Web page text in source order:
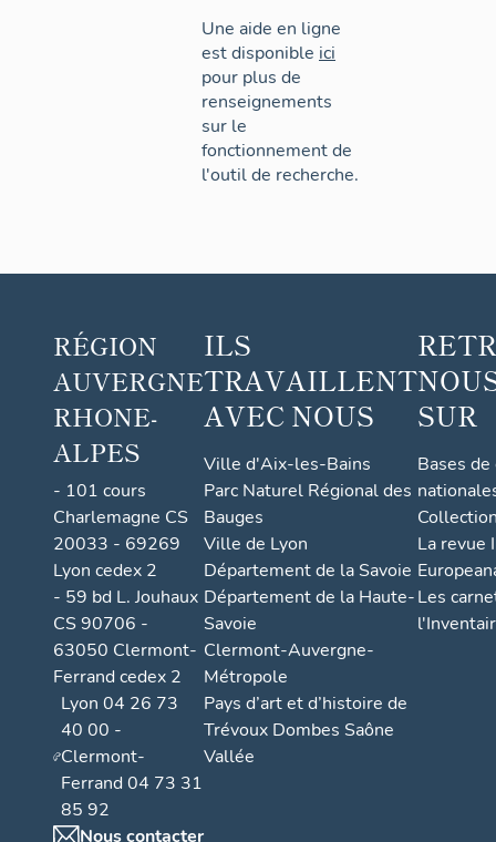
Une aide en ligne
est disponible ici
pour plus de
renseignements
sur le
fonctionnement de
l'outil de recherche.
RÉGION
AUVERGNE
RHONE-
ALPES
- 101 cours
Charlemagne CS
20033 - 69269
Lyon cedex 2
- 59 bd L. Jouhaux
CS 90706 -
63050 Clermont-
Ferrand cedex 2
Lyon 04 26 73
40 00 -
Clermont-
Ferrand 04 73 31
85 92
Nous contacter
ILS
TRAVAILLENT
AVEC NOUS
Ville d'Aix-les-Bains
Parc Naturel Régional des
Bauges
Ville de Lyon
Département de la Savoie
Département de la Haute-
Savoie
Clermont-Auvergne-
Métropole
Pays d’art et d’histoire de
Trévoux Dombes Saône
Vallée
SUR
Bases
La revue
Les